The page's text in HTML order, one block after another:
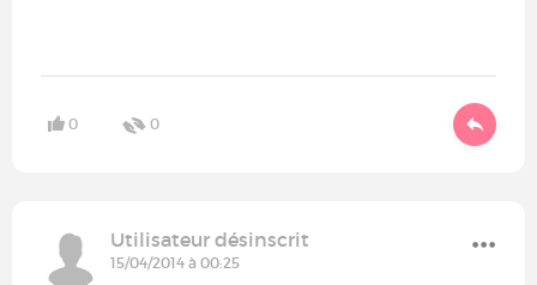
0 0
Utilisateur désinscrit
15/04/2014 à 00:25